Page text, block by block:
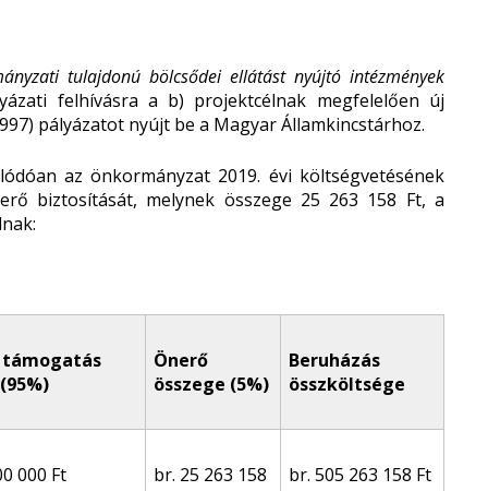
tulajdonú bölcsődei ellátást nyújtó intézmények
felhívásra a b) projektcélnak megfelelően új
pályázatot nyújt be a Magyar Államkincstárhoz.
az önkormányzat 2019. évi költségvetésének
biztosítását, melynek összege 25 263 158 Ft, a
Önerő
összege (5%)
Beruházás
összköltsége
000 Ft
br. 25 263 158
br. 505 263 158 Ft